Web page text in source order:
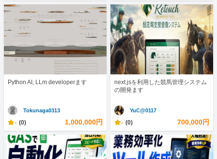
Python AI, LLm developerます
Tokunaga0313
- (0) 1,000,000円
next.jsを利用した競馬管理システム
の開発ます
YuC@0117
- (0) 700,000円